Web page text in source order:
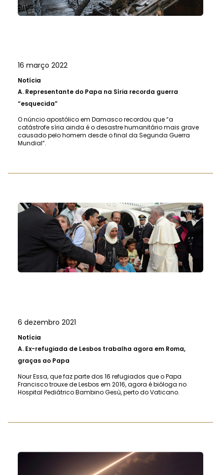
16 março 2022
Notícia
A. Representante do Papa na Síria recorda guerra
“esquecida”
O núncio apostólico em Damasco recordou que “a
catástrofe síria ainda é o desastre humanitário mais grave
causado pelo homem desde o final da Segunda Guerra
Mundial”.
6 dezembro 2021
Notícia
A. Ex-refugiada de Lesbos trabalha agora em Roma,
graças ao Papa
Nour Essa, que faz parte dos 16 refugiados que o Papa
Francisco trouxe de Lesbos em 2016, agora é bióloga no
Hospital Pediátrico Bambino Gesù, perto do Vaticano.